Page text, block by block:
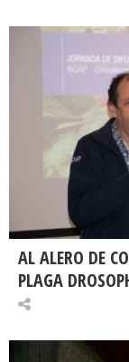
AL ALERO DE
PLAGA